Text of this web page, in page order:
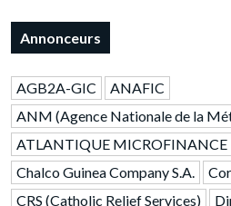
Annonceurs
AGB2A-GIC
ANAFIC
ANM (Agence Nationale de la
ATLANTIQUE MICROFINANCE
Chalco Guinea Company S.A.
CRS (Catholic Relief Services)